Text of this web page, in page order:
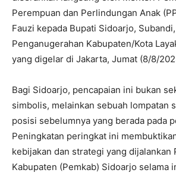
Perempuan dan Perlindungan Anak
Fauzi kepada Bupati Sidoarjo,
Penganugerahan Kabupaten/Kota
yang digelar di Jakarta, Jumat (8/8/
Bagi Sidoarjo, pencapaian ini bukan
simbolis, melainkan sebuah lompatan
posisi sebelumnya yang berada pada
Peningkatan peringkat ini
kebijakan dan strategi yang dijalankan
Kabupaten (Pemkab) Sidoarjo selama